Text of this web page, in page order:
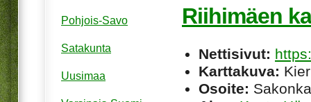
Riihimäen
Nettisivut:
Karttakuva:
Osoite:
Pohjois-Savo
Satakunta
Uusimaa